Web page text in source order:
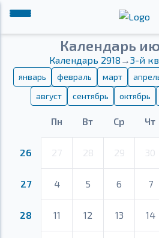
Календарь
Календарь 2918 →3-й
январь февраль март
август
сентябрь октябрь
Пн Вт Ср Чт
26 27 28 29 30
27 4 5 6 7
28 11 12 13 14